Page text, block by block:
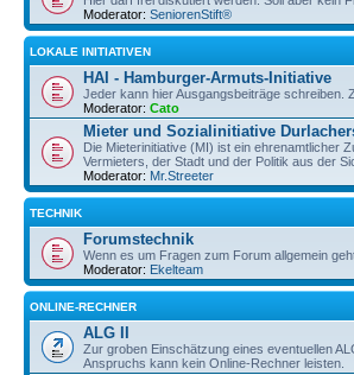
Moderator: SeniorenStift®
LOKALE INITIATIVEN
HAI - Hamburger-Armuts-Initiative
Jeder kann hier Ausgangsbeiträge schreiben.
Moderator: Cato
Mieter und Sozialinitiative
Die Mieterinitiative (MI) ist ein ehrenamtlicher
Vermieters, der Stadt und der Politik aus der
Moderator: Mr.Streeter
TECHNIK
Forumstechnik
Wenn es um Fragen zum Forum allgemein
Moderator: Ekelteam
ONLINE-RECHNER
ALG II
Zur groben Einschätzung eines eventuellen
Anspruchs kann kein Online-Rechner leisten.